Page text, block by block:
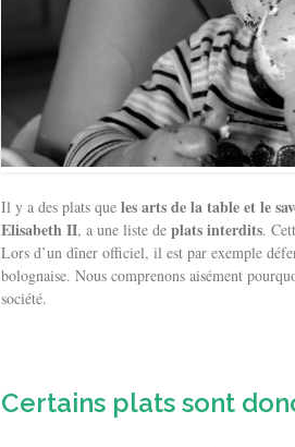
Il y a des plats que les arts de la table et le
Elisabeth II, a une liste de plats interdits.
Lors d’un dîner officiel, il est par exemple
bolognaise. Nous comprenons aisément
société.
Certains plats sont